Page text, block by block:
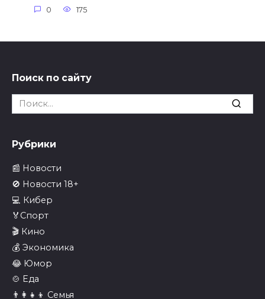
0 175
Поиск по сайту
Search
for:
Рубрики
📰 Новости
🚫 Новости 18+
💻 Кибер
🏅Спорт
🎬 Кино
💰 Экономика
😂 Юмор
🍲 Еда
👨‍👩‍👧‍👦 Семья